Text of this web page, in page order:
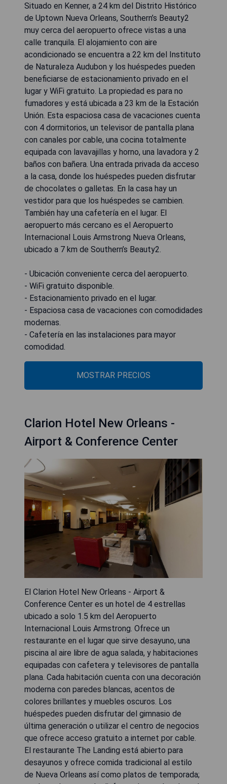
Situado en Kenner, a 24 km del Distrito Histórico
de Uptown Nueva Orleans, Southern’s Beauty2
muy cerca del aeropuerto ofrece vistas a una
calle tranquila. El alojamiento con aire
acondicionado se encuentra a 22 km del Instituto
de Naturaleza Audubon y los huéspedes pueden
beneficiarse de estacionamiento privado en el
lugar y WiFi gratuito. La propiedad es para no
fumadores y está ubicada a 23 km de la Estación
Unión. Esta espaciosa casa de vacaciones cuenta
con 4 dormitorios, un televisor de pantalla plana
con canales por cable, una cocina totalmente
equipada con lavavajillas y horno, una lavadora y 2
baños con bañera. Una entrada privada da acceso
a la casa, donde los huéspedes pueden disfrutar
de chocolates o galletas. En la casa hay un
vestidor para que los huéspedes se cambien.
También hay una cafetería en el lugar. El
aeropuerto más cercano es el Aeropuerto
Internacional Louis Armstrong Nueva Orleans,
ubicado a 7 km de Southern’s Beauty2.
- Ubicación conveniente cerca del aeropuerto.
- WiFi gratuito disponible.
- Estacionamiento privado en el lugar.
- Espaciosa casa de vacaciones con comodidades
modernas.
- Cafetería en las instalaciones para mayor
comodidad.
MOSTRAR PRECIOS
Clarion Hotel New Orleans -
Airport & Conference Center
El Clarion Hotel New Orleans - Airport &
Conference Center es un hotel de 4 estrellas
ubicado a solo 1.5 km del Aeropuerto
Internacional Louis Armstrong. Ofrece un
restaurante en el lugar que sirve desayuno, una
piscina al aire libre de agua salada, y habitaciones
equipadas con cafetera y televisores de pantalla
plana. Cada habitación cuenta con una decoración
moderna con paredes blancas, acentos de
colores brillantes y muebles oscuros. Los
huéspedes pueden disfrutar del gimnasio de
última generación o utilizar el centro de negocios
que ofrece acceso gratuito a internet por cable.
El restaurante The Landing está abierto para
desayunos y ofrece comida tradicional al estilo
de Nueva Orleans así como platos de temporada;